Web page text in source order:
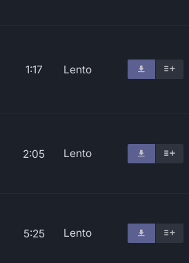
1:17 Lento
2:05 Lento
5:25 Lento